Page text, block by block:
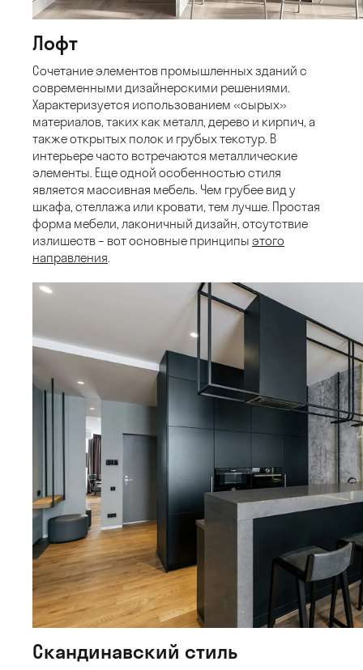
Лофт
Сочетание элементов промышленных зданий с
современными дизайнерскими решениями.
Характеризуется использованием «сырых»
материалов, таких как металл, дерево и кирпич, а
также открытых полок и грубых текстур. В
интерьере часто встречаются металлические
элементы. Еще одной особенностью стиля
является массивная мебель. Чем грубее вид у
шкафа, стеллажа или кровати, тем лучше. Простая
форма мебели, лаконичный дизайн, отсутствие
излишеств – вот основные принципы этого
направления.
Скандинавский стиль